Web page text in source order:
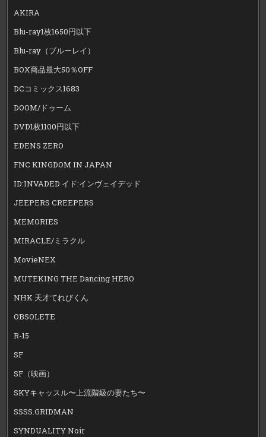
AKIRA
Blu-ray1枚1650円以下
Blu-ray（ブルーレイ）
BOX商品最大50％OFF
DCコミックス1683
DOOM/ドゥーム
DVD1枚1100円以下
EDENS ZERO
FNC KINGDOM IN JAPAN
ID:INVADED イド:インヴェイデッド
JEEPERS CREEPERS
MEMORIES
MIRACLE/ミラクル
MovieNEX
MUTEKING THE Dancing HERO
NHK 天才てれびくん
OBSOLETE
R-15
SF
SF（映画）
SKYキャッスル〜上流階級の妻たち〜
SSSS.GRIDMAN
SYNDUALITY Noir